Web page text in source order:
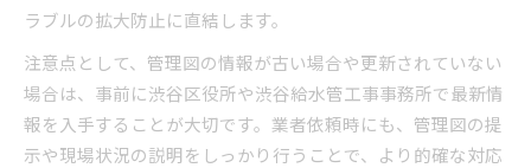
ラブルの拡大防止に直結します。
注意点として、管理図の情報が古い場合や更新されていない
場合は、事前に渋谷区役所や渋谷給水管工事事務所で最新情
報を入手することが大切です。業者依頼時にも、管理図の提
示や現場状況の説明をしっかり行うことで、より的確な対応